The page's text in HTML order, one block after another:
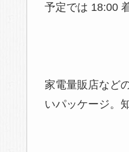
予定では 18:00
家電量販店など
いパッケージ。